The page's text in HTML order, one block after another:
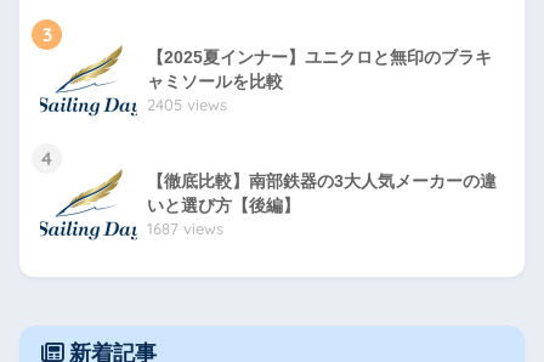
3
【2025夏インナー】ユニクロと無印のブラキ
ャミソールを比較
2405 views
4
【徹底比較】南部鉄器の3大人気メーカーの違
いと選び方【後編】
1687 views
新着記事